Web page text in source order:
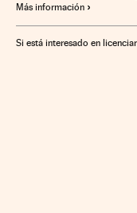
Más información
Si está interesado en